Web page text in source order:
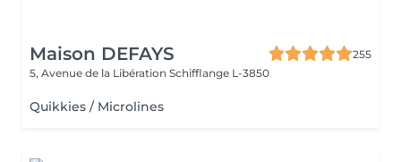
Maison DEFAYS
255
5, Avenue de la Libération Schifflange L-3850
Quikkies / Microlines